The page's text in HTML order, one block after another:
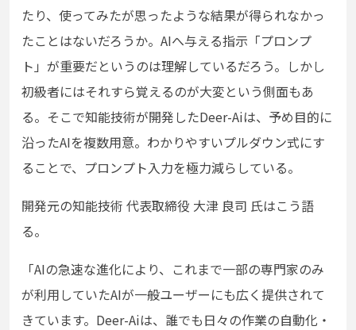
たり、使ってみたが思ったような結果が得られなかっ
たことはないだろうか。AIへ与える指示「プロンプ
ト」が重要だというのは理解しているだろう。しかし
初級者にはそれすら覚えるのが大変という側面もあ
る。そこで知能技術が開発したDeer-Aiは、予め目的に
沿ったAIを複数用意。わかりやすいプルダウン式にす
ることで、プロンプト入力を極力減らしている。
開発元の知能技術 代表取締役 大津 良司 氏はこう語
る。
「AIの急速な進化により、これまで一部の専門家のみ
が利用していたAIが一般ユーザーにも広く提供されて
きています。Deer-Aiは、誰でも日々の作業の自動化・